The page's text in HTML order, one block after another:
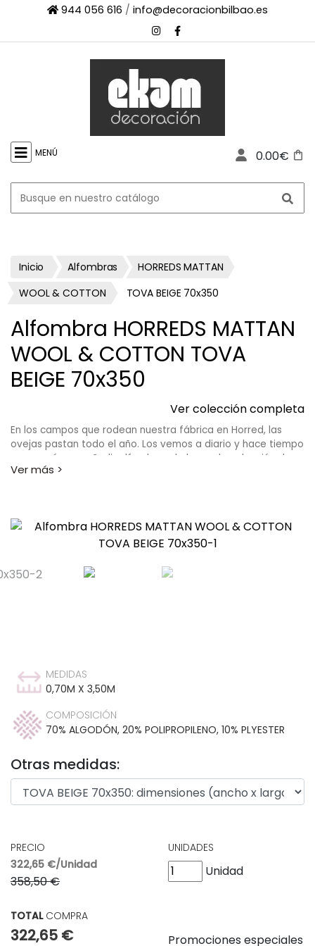
944 056 616 / info@decoracionbilbao.es
MENÚ 0.00€
INICIO
SHOWROOM
ESPACIO
PROYECTOS
Inicio Alfombras
HORREDS MATTAN
WOOL & COTTON
TOVA BEIGE 70x350
Alfombra HORREDS MATTAN
WOOL & COTTON TOVA
BEIGE 70x350
Ver colección completa
En los campos que rodean nuestra fábrica en Horred, las
ovejas pastan todo el año. Los vemos a diario y hace tiempo
que queríamos añadir alfombras de lana a la colección de
Horredsmattan. En el otoño de 2017 hicimos las primeras
tus pies. El diseño se basa en la tradición del diseño sueco y
encajará en cualquier tipo de hogar. En la colección de lana
MEDIDAS
0,70M X 3,50M
COMPOSICIÓN
70% ALGODÓN, 20% POLIPROPILENO, 10% PLYESTER
Otras medidas:
PRECIO
322,65 €/Unidad
358,50 €
UNIDADES
Unidad
TOTALCOMPRA
322,65 €
Promociones especiales